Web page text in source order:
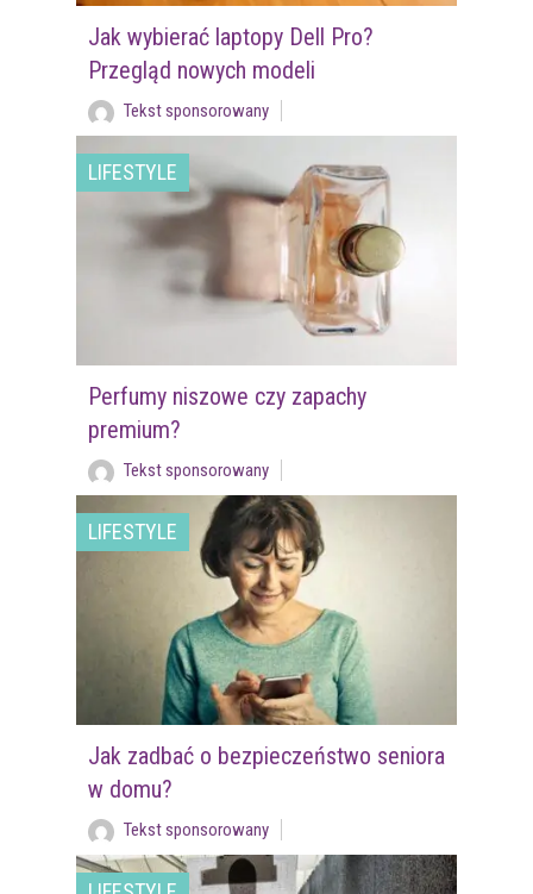
Jak wybierać laptopy Dell Pro?
Przegląd nowych modeli
Tekst sponsorowany
LIFESTYLE
Perfumy niszowe czy zapachy
premium?
Tekst sponsorowany
LIFESTYLE
Jak zadbać o bezpieczeństwo seniora
w domu?
Tekst sponsorowany